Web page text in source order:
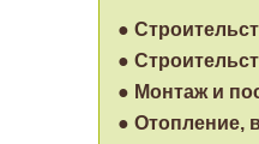
●
●
● Монтаж и
● Отопление,